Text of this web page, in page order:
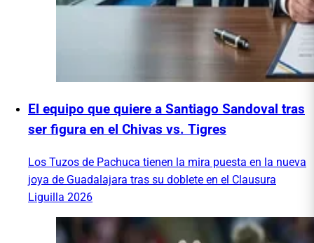
El equipo que quiere a Santiago Sandoval tras
ser figura en el Chivas vs. Tigres
Los Tuzos de Pachuca tienen la mira puesta en la nueva
joya de Guadalajara tras su doblete en el Clausura
Liguilla 2026